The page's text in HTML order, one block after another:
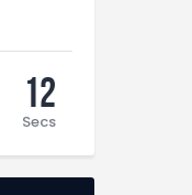
12
Secs